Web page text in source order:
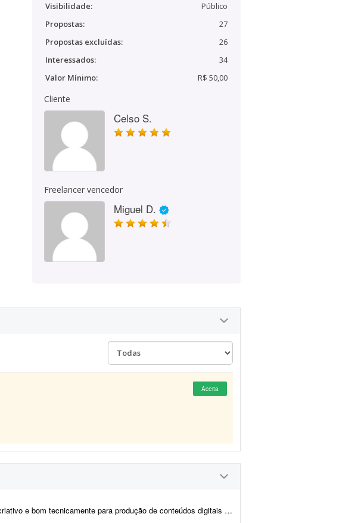
Visibilidade:
Público
Propostas:
27
Propostas excluídas:
26
Interessados:
34
Valor Mínimo:
R$ 50,00
Cliente
Celso S.
Freelancer vencedor
Miguel D.
Aceita
para produção de conteúdos digitais voltados para tecnologia, educação e marketing. Preciso de algu&e...